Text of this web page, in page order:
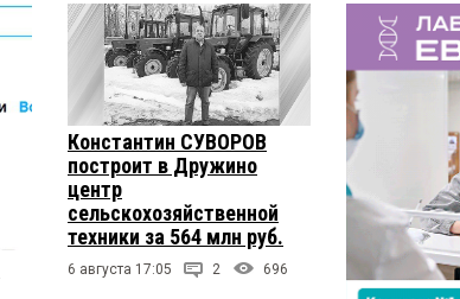
Константин СУВОРОВ
построит в Дружино
центр
сельскохозяйственной
техники за 564 млн руб.
6 августа 17:05 2 696